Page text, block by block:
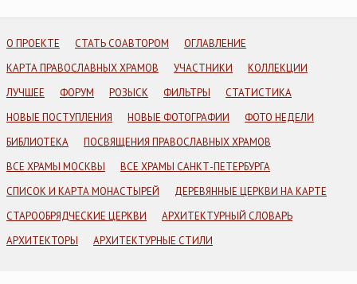
О ПРОЕКТЕ СТАТЬ СОАВТОРОМ
ОГЛАВЛЕНИЕ
КАРТА ПРАВОСЛАВНЫХ ХРАМОВ
УЧАСТНИКИ
КОЛЛЕКЦИИ
ЛУЧШЕЕ
ФОРУМ РОЗЫСК ФИЛЬТРЫ
СТАТИСТИКА
НОВЫЕ ПОСТУПЛЕНИЯ
НОВЫЕ ФОТОГРАФИИ
ФОТО НЕДЕЛИ
БИБЛИОТЕКА
ПОСВЯЩЕНИЯ ПРАВОСЛАВНЫХ ХРАМОВ
ВСЕ ХРАМЫ МОСКВЫ
ВСЕ ХРАМЫ САНКТ-ПЕТЕРБУРГА
СПИСОК И КАРТА МОНАСТЫРЕЙ
ДЕРЕВЯННЫЕ ЦЕРКВИ НА КАРТЕ
СТАРООБРЯДЧЕСКИЕ ЦЕРКВИ
АРХИТЕКТУРНЫЙ СЛОВАРЬ
АРХИТЕКТОРЫ
АРХИТЕКТУРНЫЕ СТИЛИ